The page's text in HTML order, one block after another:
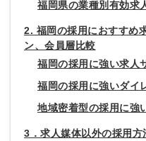
福岡県の業種別有効求
2. 福岡の採用におすすめ
ン、会員層比較
福岡の採用に強い求人
福岡の採用に強いダイ
地域密着型の採用に強
3．求人媒体以外の採用方